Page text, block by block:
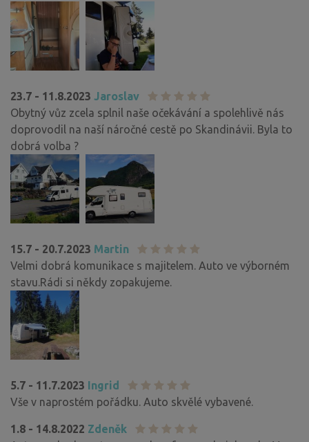
23.7 - 11.8.2023 Jaroslav
Obytný vůz zcela splnil naše očekávání a spolehlivě nás
doprovodil na naší náročné cestě po Skandinávii. Byla to
dobrá volba ?
15.7 - 20.7.2023 Martin
Velmi dobrá komunikace s majitelem. Auto ve výborném
stavu.Rádi si někdy zopakujeme.
5.7 - 11.7.2023 Ingrid
Vše v naprostém pořádku. Auto skvělé vybavené.
1.8 - 14.8.2022 Zdeněk